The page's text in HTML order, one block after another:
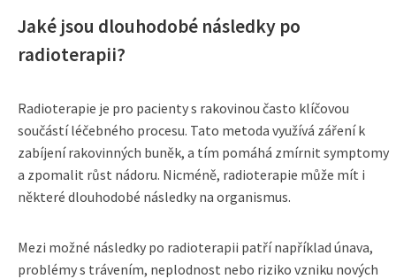
Jaké jsou dlouhodobé následky po
radioterapii?
Radioterapie je pro pacienty s rakovinou často klíčovou
součástí léčebného procesu. Tato metoda využívá záření k
zabíjení rakovinných buněk, a tím pomáhá zmírnit symptomy
a zpomalit růst nádoru. Nicméně, radioterapie může mít i
některé dlouhodobé následky na organismus.
Mezi možné následky po radioterapii patří například únava,
problémy s trávením, neplodnost nebo riziko vzniku nových